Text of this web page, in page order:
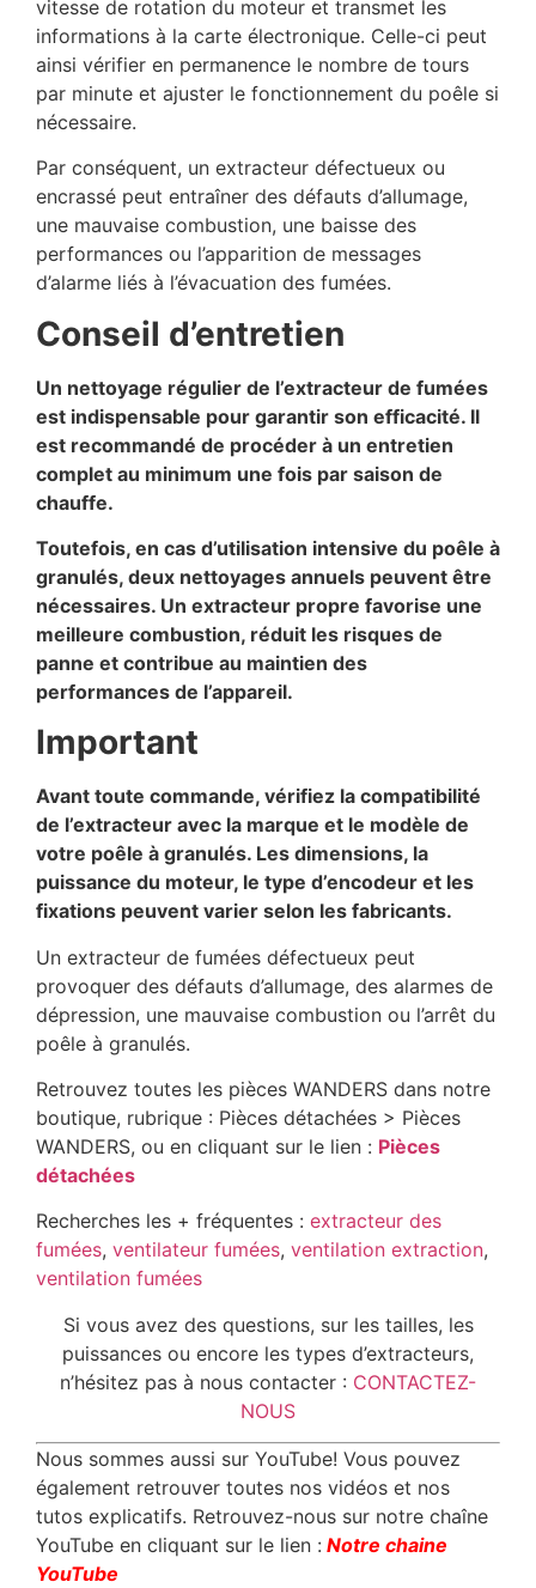
vitesse de rotation du moteur et transmet les
informations à la carte électronique. Celle-ci peut
ainsi vérifier en permanence le nombre de tours
par minute et ajuster le fonctionnement du poêle si
nécessaire.
Par conséquent, un extracteur défectueux ou
encrassé peut entraîner des défauts d’allumage,
une mauvaise combustion, une baisse des
performances ou l’apparition de messages
d’alarme liés à l’évacuation des fumées.
Conseil d’entretien
Un nettoyage régulier de l’extracteur de fumées
est indispensable pour garantir son efficacité. Il
est recommandé de procéder à un entretien
complet au minimum une fois par saison de
chauffe.
Toutefois, en cas d’utilisation intensive du poêle à
granulés, deux nettoyages annuels peuvent être
nécessaires. Un extracteur propre favorise une
meilleure combustion, réduit les risques de
panne et contribue au maintien des
performances de l’appareil.
Important
Avant toute commande, vérifiez la compatibilité
de l’extracteur avec la marque et le modèle de
votre poêle à granulés. Les dimensions, la
puissance du moteur, le type d’encodeur et les
fixations peuvent varier selon les fabricants.
Un extracteur de fumées défectueux peut
provoquer des défauts d’allumage, des alarmes de
dépression, une mauvaise combustion ou l’arrêt du
poêle à granulés.
Retrouvez toutes les pièces WANDERS dans notre
boutique, rubrique : Pièces détachées > Pièces
WANDERS, ou en cliquant sur le lien : Pièces
détachées
Recherches les + fréquentes : extracteur des
fumées, ventilateur fumées, ventilation extraction,
ventilation fumées
Si vous avez des questions, sur les tailles, les
puissances ou encore les types d’extracteurs,
n’hésitez pas à nous contacter : CONTACTEZ-
NOUS
Nous sommes aussi sur YouTube! Vous pouvez
également retrouver toutes nos vidéos et nos
tutos explicatifs. Retrouvez-nous sur notre chaîne
YouTube en cliquant sur le lien : Notre chaine
YouTube